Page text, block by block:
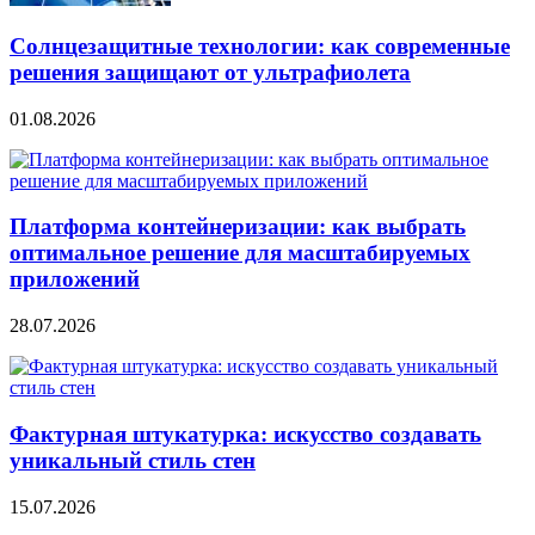
Солнцезащитные технологии: как современные
решения защищают от ультрафиолета
01.08.2026
Платформа контейнеризации: как выбрать
оптимальное решение для масштабируемых
приложений
28.07.2026
Фактурная штукатурка: искусство создавать
уникальный стиль стен
15.07.2026